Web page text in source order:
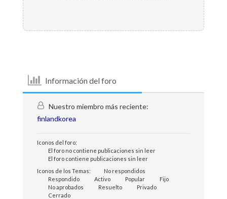
Información del foro
Nuestro miembro más reciente:
finlandkorea
Iconos del foro:
El foro no contiene publicaciones sin leer
El foro contiene publicaciones sin leer
Iconos de los Temas:
No respondidos
Respondido
Activo Popular
Fijo
No aprobados
Resuelto
Privado
Cerrado